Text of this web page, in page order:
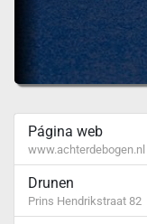
Página web
www.achterdebogen.nl
Drunen
Prins Hendrikstraat 82